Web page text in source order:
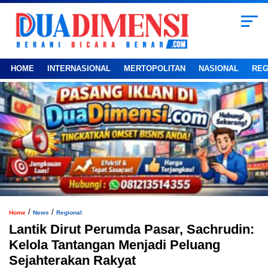
HOME INTERNASIONAL MERTOPOLITAN NASIONAL
Home / News / Regional
Lantik Dirut Perumda Pasar, Sachrudin:
Kelola Tantangan Menjadi Peluang
Sejahterakan Rakyat